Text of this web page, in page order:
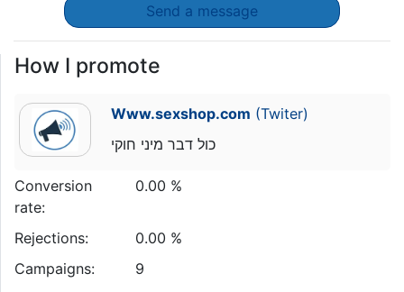
Send a message
How I promote
Www.sexshop.com (Twiter)
כול דבר מיני חוקי
Conversion
rate:
0.00 %
Rejections:
0.00 %
Campaigns:
9